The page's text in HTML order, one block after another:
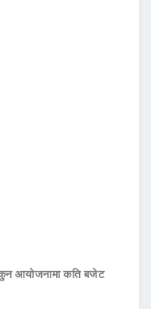
आयोजनामा कति बजेट